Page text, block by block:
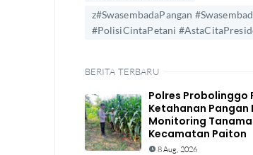
z#SwasembadaPangan
#PolisiCintaPetani
BERITA TERBARU
Polres Probolinggo
Ketahanan Pangan
Monitoring
Kecamatan Paiton
8 Aug, 2026